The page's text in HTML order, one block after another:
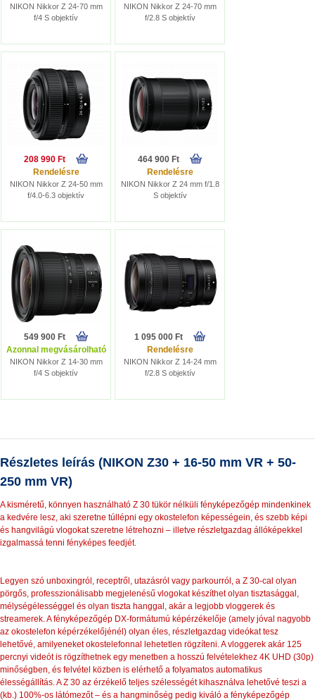
NIKON Nikkor Z 24-70 mm
f/4 S objektív
NIKON Nikkor Z 24-70 mm
f/2.8 S objektív
208 990 Ft
Rendelésre
NIKON Nikkor Z 24-50 mm
f/4.0-6.3 objektív
464 900 Ft
Rendelésre
NIKON Nikkor Z 24 mm f/1.8
S objektív
549 900 Ft
Azonnal megvásárolható
NIKON Nikkor Z 14-30 mm
f/4 S objektív
1 095 000 Ft
Rendelésre
NIKON Nikkor Z 14-24 mm
f/2.8 S objektív
Részletes leírás (NIKON Z30 + 16-50 mm VR + 50-
250 mm VR)
A kisméretű, könnyen használható Z 30 tükör nélküli fényképezőgép mindenkinek
a kedvére lesz, aki szeretne túllépni egy okostelefon képességein, és szebb képi
és hangvilágú vlogokat szeretne létrehozni – illetve részletgazdag állóképekkel
izgalmassá tenni fényképes feedjét.
Legyen szó unboxingról, receptről, utazásról vagy parkourról, a Z 30-cal olyan
pörgős, professzionálisabb megjelenésű vlogokat készíthet olyan tisztasággal,
mélységélességgel és olyan tiszta hanggal, akár a legjobb vloggerek és
streamerek. A fényképezőgép DX-formátumú képérzékelője (amely jóval nagyobb
az okostelefon képérzékelőjénél) olyan éles, részletgazdag videókat tesz
lehetővé, amilyeneket okostelefonnal lehetetlen rögzíteni. A vloggerek akár 125
percnyi videót is rögzíthetnek egy menetben a hosszú felvételekhez 4K UHD (30p)
minőségben, és felvétel közben is elérhető a folyamatos automatikus
élességállítás. A Z 30 az érzékelő teljes szélességét kihasználva lehetővé teszi a
(kb.) 100%-os látómezőt – és a hangminőség pedig kiváló a fényképezőgép